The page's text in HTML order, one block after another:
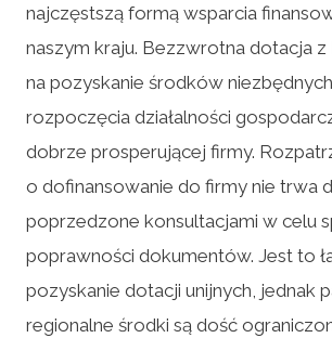
najczęstszą formą wsparcia
naszym kraju. Bezzwrotna dotacja z
na pozyskanie środków
rozpoczęcia działalności
dobrze prosperującej firmy.
o dofinansowanie do firmy nie trwa
poprzedzone konsultacjami w celu
poprawności dokumentów. Jest to
pozyskanie dotacji unijnych, jednak
regionalne środki są dość